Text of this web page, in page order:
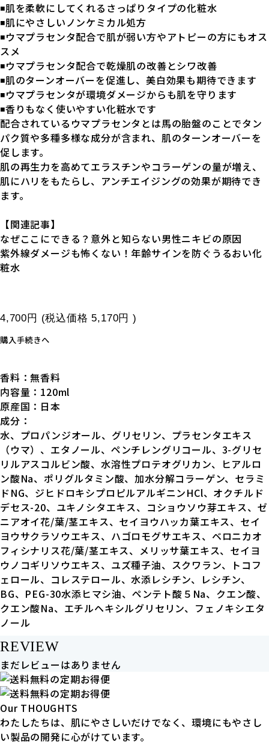
◾️肌を柔軟にしてくれるさっぱりタイプの化粧水
◾️肌にやさしいノンケミカル処方
◾️ウマプラセンタ配合で肌が弱い方やアトピーの方にもオス
スメ
◾️ウマプラセンタ配合で乾燥肌の改善とシワ改善
◾️肌のターンオーバーを促進し、美白効果も期待できます
◾️ウマプラセンタが環境ダメージからも肌を守ります
◾️香りもなく使いやすい化粧水です
配合されているウマプラセンタとは馬の胎盤のことでタン
パク質や多種多様な成分が含まれ、肌のターンオーバーを
促します。
肌の再生力を高めてエラスチンやコラーゲンの量が増え、
肌にハリをもたらし、アンチエイジングの効果が期待でき
ます。
【関連記事】
なぜここにできる？意外と知らない男性ニキビの原因
紫外線ダメージも怖くない！年齢サインを防ぐうるおい化
粧水
4,700円 (税込価格 5,170円 )
購入手続きへ
香料：無香料
内容量：120ml
原産国：日本
成分：
水、プロパンジオール、グリセリン、プラセンタエキス
（ウマ）、エタノール、ペンチレングリコール、3-グリセ
リルアスコルビン酸、水溶性プロテオグリカン、ヒアルロ
ン酸Na、ポリグルタミン酸、加水分解コラーゲン、セラミ
ドNG、ジヒドロキシプロピルアルギニンHCl、オクチルド
デセス-20、ユキノシタエキス、コショウソウ芽エキス、ゼ
ニアオイ花/葉/茎エキス、セイヨウハッカ葉エキス、セイ
ヨウサクラソウエキス、ハゴロモグサエキス、ベロニカオ
フィシナリス花/葉/茎エキス、メリッサ葉エキス、セイヨ
ウノコギリソウエキス、ユズ種子油、スクワラン、トコフ
ェロール、コレステロール、水添レシチン、レシチン、
BG、PEG-30水添ヒマシ油、ペンテト酸５Na、クエン酸、
クエン酸Na、エチルヘキシルグリセリン、フェノキシエタ
ノール
REVIEW
まだレビューはありません
Our THOUGHTS
わたしたちは、肌にやさしいだけでなく、環境にもやさし
い製品の開発に心がけています。